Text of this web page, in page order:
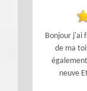
Bonjour j'ai
de ma
neuve